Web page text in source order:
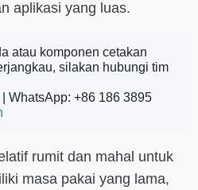
aplikasi yang luas.
atau komponen cetakan
silakan hubungi tim
| WhatsApp: +86 186 3895
rumit dan mahal untuk
masa pakai yang lama,